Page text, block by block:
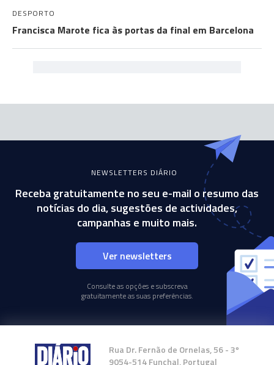
DESPORTO
Francisca Marote fica às portas da final em Barcelona
NEWSLETTERS DIÁRIO
Receba gratuitamente no seu e-mail o resumo das
notícias do dia, sugestões de actividades,
campanhas e muito mais.
Ver newsletters
Consulte as opções e subscreva
gratuitamente as suas preferências.
Rua Dr. Fernão de Ornelas, 56 - 3º
9054-514 Funchal, Portugal